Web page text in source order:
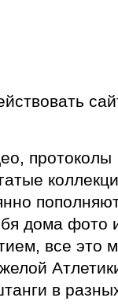
протоколы
дома фото
все это
в